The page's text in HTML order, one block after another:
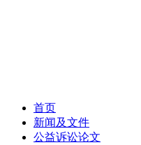
首页
新闻及文件
公益诉讼论文